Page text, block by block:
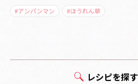
#アンパンマン #ほうれん草
レシピを探す